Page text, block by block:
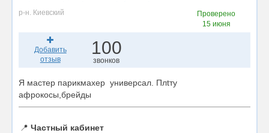
р-н. Киевский
Проверено
15 июня
Добавить
отзыв
100
звонков
Я мастер парикмахер универсал. Плtту
афрокосы,брейды
📍 Частный кабинет